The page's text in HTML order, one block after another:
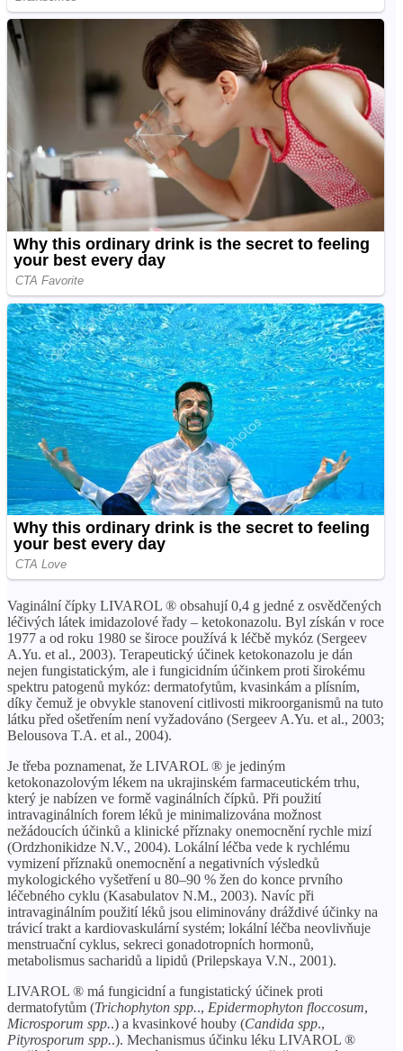
Vaginální čípky LIVAROL ® obsahují 0,4 g jedné z osvědčených
léčivých látek imidazolové řady – ketokonazolu. Byl získán v roce
1977 a od roku 1980 se široce používá k léčbě mykóz (Sergeev
A.Yu. et al., 2003). Terapeutický účinek ketokonazolu je dán
nejen fungistatickým, ale i fungicidním účinkem proti širokému
spektru patogenů mykóz: dermatofytům, kvasinkám a plísním,
díky čemuž je obvykle stanovení citlivosti mikroorganismů na tuto
látku před ošetřením není vyžadováno (Sergeev A.Yu. et al., 2003;
Belousova T.A. et al., 2004).
Je třeba poznamenat, že LIVAROL ® je jediným
ketokonazolovým lékem na ukrajinském farmaceutickém trhu,
který je nabízen ve formě vaginálních čípků. Při použití
intravaginálních forem léků je minimalizována možnost
nežádoucích účinků a klinické příznaky onemocnění rychle mizí
(Ordzhonikidze N.V., 2004). Lokální léčba vede k rychlému
vymizení příznaků onemocnění a negativních výsledků
mykologického vyšetření u 80–90 % žen do konce prvního
léčebného cyklu (Kasabulatov N.M., 2003). Navíc při
intravaginálním použití léků jsou eliminovány dráždivé účinky na
trávicí trakt a kardiovaskulární systém; lokální léčba neovlivňuje
menstruační cyklus, sekreci gonadotropních hormonů,
metabolismus sacharidů a lipidů (Prilepskaya V.N., 2001).
LIVAROL ® má fungicidní a fungistatický účinek proti
dermatofytům (Trichophyton spp.., Epidermophyton floccosum,
Microsporum spp..) a kvasinkové houby (Candida spp.,
Pityrosporum spp..). Mechanismus účinku léku LIVAROL ®